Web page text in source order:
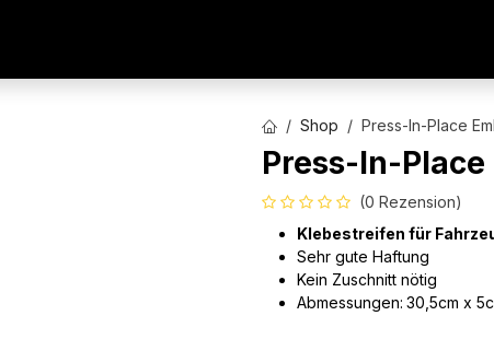
Shop Press-In-Place
Press-In-
(0 Rezension)
Klebestreifen für
Sehr gute Haftung
Kein Zuschnitt nötig
Abmessungen: 30,5cm x